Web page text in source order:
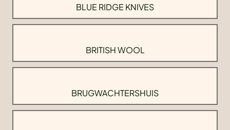
BLUE RIDGE KNIVES
BRITISH WOOL
BRUGWACHTERSHUIS